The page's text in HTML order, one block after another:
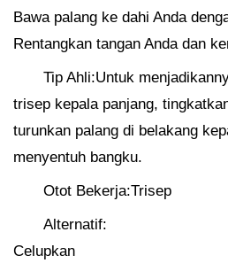
Bawa palang ke dahi Anda
Rentangkan tangan Anda dan
Tip Ahli:Untuk
trisep kepala panjang,
turunkan palang di belakang
menyentuh bangku.
Otot Bekerja:Trisep
Alternatif:
Celupkan